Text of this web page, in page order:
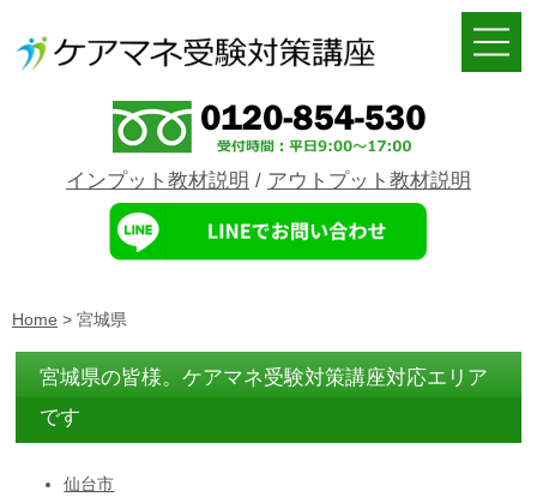
インプット教材説明 / アウトプット教材説明
Home > 宮城県
宮城県の皆様。ケアマネ受験対策講座対応エリア
です
仙台市